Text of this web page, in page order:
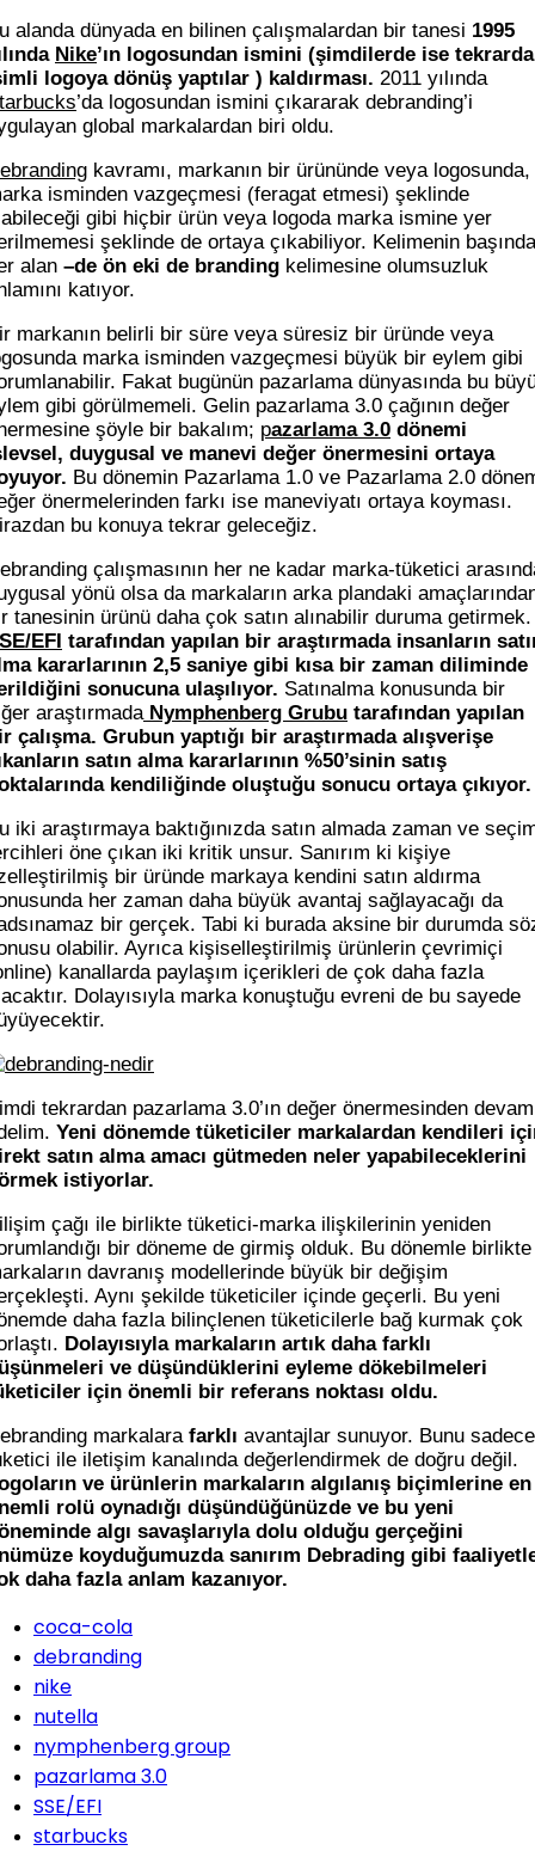
alanda dünyada en bilinen çalışmalardan bir tanesi 1995
Nike’ın logosundan ismini (şimdilerde ise
logoya dönüş yaptılar ) kaldırması. 2011 yılında
’da logosundan ismini çıkararak debranding’i
global markalardan biri oldu.
kavramı, markanın bir ürününde veya logosunda,
isminden vazgeçmesi (feragat etmesi) şeklinde
gibi hiçbir ürün veya logoda marka ismine yer
şeklinde de ortaya çıkabiliyor. Kelimenin başında
alan –de ön eki de branding kelimesine olumsuzluk
katıyor.
markanın belirli bir süre veya süresiz bir üründe veya
marka isminden vazgeçmesi büyük bir eylem gibi
Fakat bugünün pazarlama dünyasında bu
gibi görülmemeli. Gelin pazarlama 3.0 çağının değer
şöyle bir bakalım; pazarlama 3.0 dönemi
duygusal ve manevi değer önermesini ortaya
Bu dönemin Pazarlama 1.0 ve Pazarlama 2.0
önermelerinden farkı ise maneviyatı ortaya koyması.
bu konuya tekrar geleceğiz.
çalışmasının her ne kadar marka-tüketici
yönü olsa da markaların arka plandaki
tanesinin ürünü daha çok satın alınabilir duruma getirmek.
EFI tarafından yapılan bir araştırmada insanların
kararlarının 2,5 saniye gibi kısa bir zaman diliminde
sonucuna ulaşılıyor. Satınalma konusunda bir
araştırmadaNymphenberg Grubu tarafından yapılan
çalışma. Grubun yaptığı bir araştırmada alışverişe
satın alma kararlarının %50’sinin satış
kendiliğinde oluştuğu sonucu ortaya çıkıyor.
iki araştırmaya baktığınızda satın almada zaman ve
öne çıkan iki kritik unsur. Sanırım ki kişiye
bir üründe markaya kendini satın aldırma
her zaman daha büyük avantaj sağlayacağı da
bir gerçek. Tabi ki burada aksine bir durumda
olabilir. Ayrıca kişiselleştirilmiş ürünlerin çevrimiçi
kanallarda paylaşım içerikleri de çok daha fazla
Dolayısıyla marka konuştuğu evreni de bu sayede
tekrardan pazarlama 3.0’ın değer önermesinden devam
Yeni dönemde tüketiciler markalardan kendileri
satın alma amacı gütmeden neler yapabileceklerini
istiyorlar.
çağı ile birlikte tüketici-marka ilişkilerinin yeniden
bir döneme de girmiş olduk. Bu dönemle birlikte
davranış modellerinde büyük bir değişim
Aynı şekilde tüketiciler içinde geçerli. Bu yeni
daha fazla bilinçlenen tüketicilerle bağ kurmak çok
Dolayısıyla markaların artık daha farklı
ve düşündüklerini eyleme dökebilmeleri
için önemli bir referans noktası oldu.
markalara farklı avantajlar sunuyor. Bunu sadece
ile iletişim kanalında değerlendirmek de doğru değil.
ve ürünlerin markaların algılanış biçimlerine en
rolü oynadığı düşündüğünüzde ve bu yeni
algı savaşlarıyla dolu olduğu gerçeğini
koyduğumuzda sanırım Debrading gibi
daha fazla anlam kazanıyor.
coca-cola
debranding
nike
nutella
nymphenberg group
pazarlama 3.0
SSE/EFI
starbucks